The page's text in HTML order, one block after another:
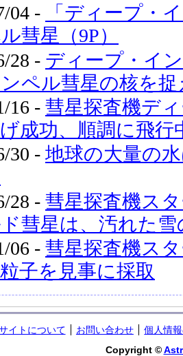
04 -
「ディープ・
彗星（9P）
28 - ディープ・イ
ペル彗星の核を捉
16 - 彗星探査機デ
成功、順調に飛行
30 - 地球の大量の
28 - 彗星探査機ス
彗星は、汚れた
06 - 彗星探査機ス
子を見事に採取
イトについて お問い合わせ
個人情
Copyright ©